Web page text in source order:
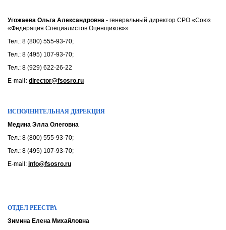
Угожаева Ольга Александровна - генеральный директор СРО «Союз
«Федерация Специалистов Оценщиков»»
Тел.: 8 (800) 555-93-70;
Тел.: 8 (495) 107-93-70;
Тел.: 8 (929) 622-26-22
E-mail : director@fsosro.ru
ИСПОЛНИТЕЛЬНАЯ ДИРЕКЦИЯ
Медина Элла Олеговна
Тел.: 8 (800) 555-93-70;
Тел.: 8 (495) 107-93-70;
E-mail: info@fsosro.ru
ОТДЕЛ РЕЕСТРА
Зимина Елена Михайловна